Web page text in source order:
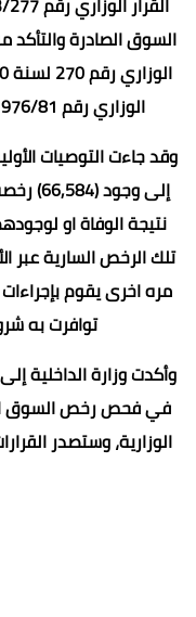
السوق الصادرة والتأكد
الوزاري رقم 1976/81 باللائحة التنفيذية لقانون المرور.
وقد جاءت التوصيات
إلى
نتيجة الوفاة او
تلك الرخص السارية عبر
مره اخرى يقوم
توافرت به
وأكدت وزارة الداخلية
في فحص رخص السوق
الوزارية، وستصدر